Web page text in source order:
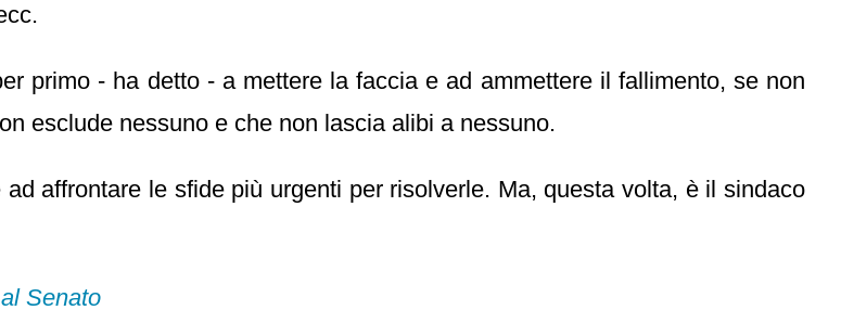
primo - ha detto - a mettere la faccia e ad ammettere il fallimento, se non
esclude nessuno e che non lascia alibi a nessuno.
affrontare le sfide più urgenti per risolverle. Ma, questa volta, è il sindaco
Senato